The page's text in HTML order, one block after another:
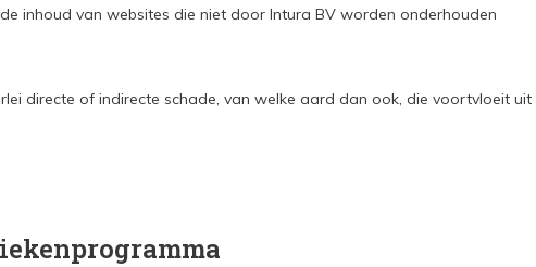
inhoud van websites die niet door Intura BV worden onderhouden
directe of indirecte schade, van welke aard dan ook, die voortvloeit uit